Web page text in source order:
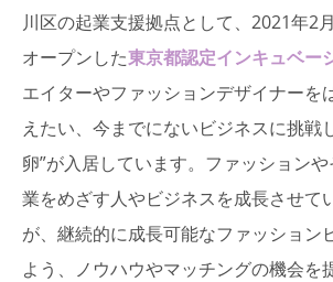
川区の起業支援拠点として、2021年2
オープンした東京都認定インキュベー
エイターやファッションデザイナーを
えたい、今までにないビジネスに挑戦
卵”が入居しています。ファッション
業をめざす人やビジネスを成長させて
が、継続的に成長可能なファッション
よう、ノウハウやマッチングの機会を